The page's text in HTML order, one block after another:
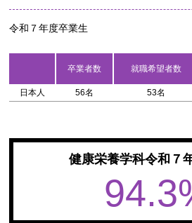
令和７年度卒業生
卒業者数 就職希望者数
日本人 56名 53名
健康栄養学科令和７